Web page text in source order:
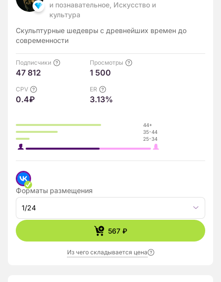
и познавательное, Искусство и
культура
Скульптурные шедевры с древнейших времен до
современности
44+
35-44
25-34
Подписчики
47 812
Просмотры
1 500
CPV
0.4₽
ER
3.13%
Форматы размещения
1/24
567 ₽
Из чего складывается цена